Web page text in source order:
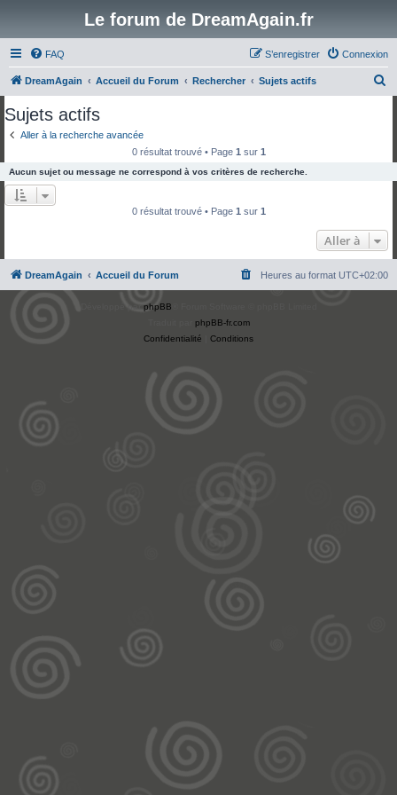
Le forum de DreamAgain.fr
FAQ Connexion
S’enregistrer
DreamAgain Accueil du Forum Rechercher Sujets actifs
e
r
Sujets actifs
Aller à la recherche avancée
0 résultat trouvé • Page 1 sur 1
Aucun sujet ou message ne correspond à vos critères de recherche.
0 résultat trouvé • Page 1 sur 1
Aller à
DreamAgain Accueil du Forum Heures au format UTC+02:00
phpBB
phpBB-fr.com
Confidentialité
Conditions